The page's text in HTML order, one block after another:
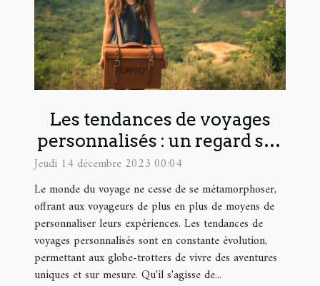
Les tendances de voyages
personnalisés : un regard sur
Thisy Travels
Jeudi 14 décembre 2023 00:04
Le monde du voyage ne cesse de se métamorphoser,
offrant aux voyageurs de plus en plus de moyens de
personnaliser leurs expériences. Les tendances de
voyages personnalisés sont en constante évolution,
permettant aux globe-trotters de vivre des aventures
uniques et sur mesure. Qu'il s'agisse de...